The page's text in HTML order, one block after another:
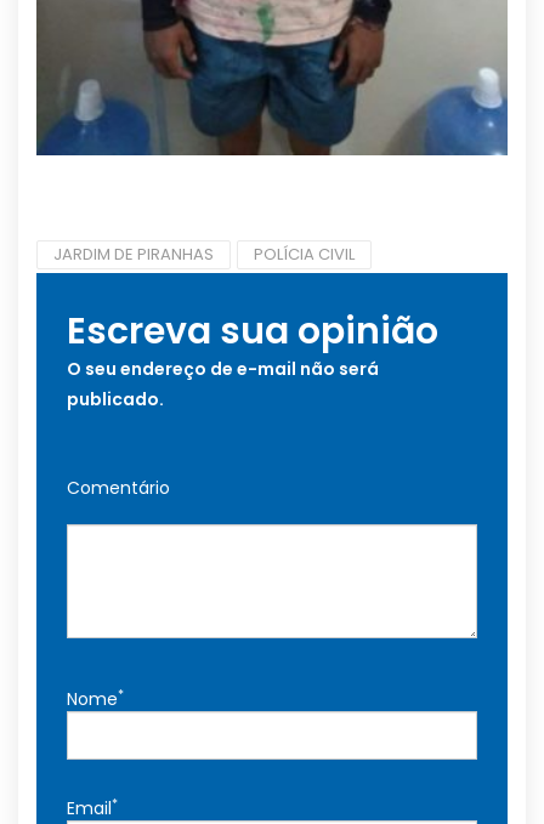
JARDIM DE PIRANHAS POLÍCIA CIVIL
Escreva sua opinião
O seu endereço de e-mail não será
publicado.
Comentário
Nome*
Email*